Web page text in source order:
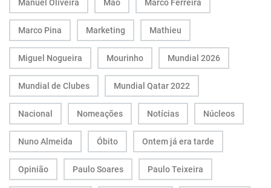
Manuel Oliveira Mão Marco Ferreira
Marco Pina Marketing Mathieu
Miguel Nogueira Mourinho Mundial 2026
Mundial de Clubes Mundial Qatar 2022
Nacional Nomeações Notícias Núcleos
Nuno Almeida Óbito Ontem já era tarde
Opinião Paulo Soares Paulo Teixeira